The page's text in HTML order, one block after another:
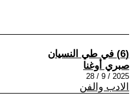
(6) في طي النسيان
صبري أوغنا
2025 / 9 / 28
الادب والفن